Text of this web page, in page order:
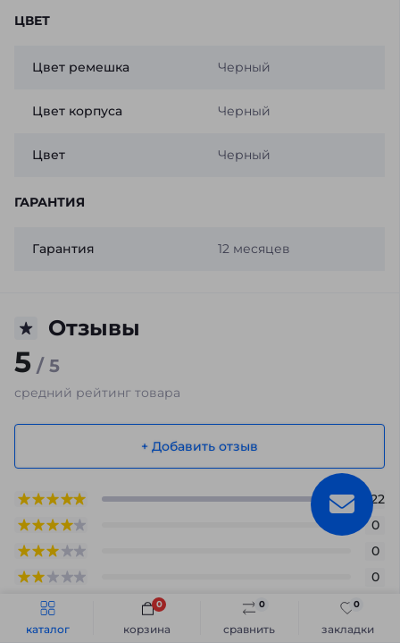
каталог сравнить
0
закладки
0
корзина
0
Быстрый заказ В корзину
ЦВЕТ
Цвет ремешка Черный
Цвет корпуса Черный
Цвет Черный
ГАРАНТИЯ
Гарантия 12 месяцев
Отзывы
5 / 5
средний рейтинг товара
+ Добавить отзыв
22
0
0
0